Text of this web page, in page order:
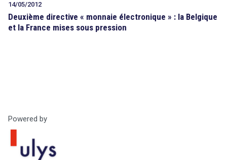
14/05/2012
Deuxième directive « monnaie électronique » : la Belgique
et la France mises sous pression
Powered by